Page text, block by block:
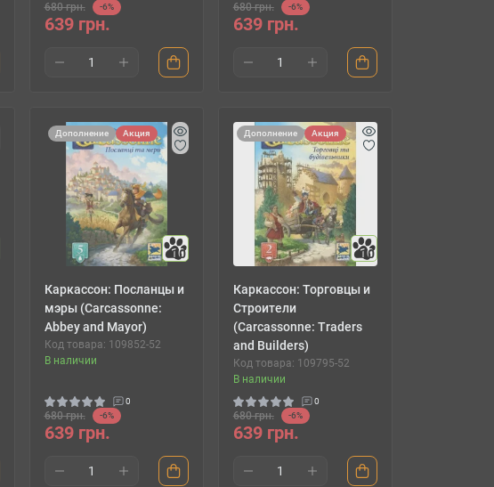
680 грн. -6%
639 грн.
680 грн. -6%
639 грн.
Дополнение Акция
10
Каркассон: Посланцы и
мэры (Carcassonne:
Abbey and Mayor)
Код товара: 109852-52
В наличии
0
680 грн. -6%
639 грн.
Дополнение Акция
10
Каркассон: Торговцы и
Строители
(Carcassonne: Traders
and Builders)
Код товара: 109795-52
В наличии
0
680 грн. -6%
639 грн.